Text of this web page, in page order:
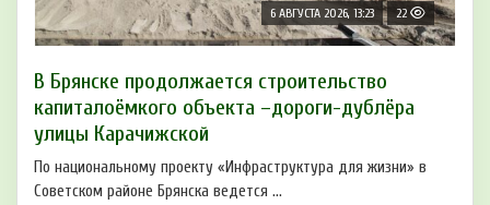
6 АВГУСТА 2026, 13:23 22
В Брянске продолжается строительство
капиталоёмкого объекта –дороги-дублёра
улицы Карачижской
По национальному проекту «Инфраструктура для жизни» в
Советском районе Брянска ведется ...